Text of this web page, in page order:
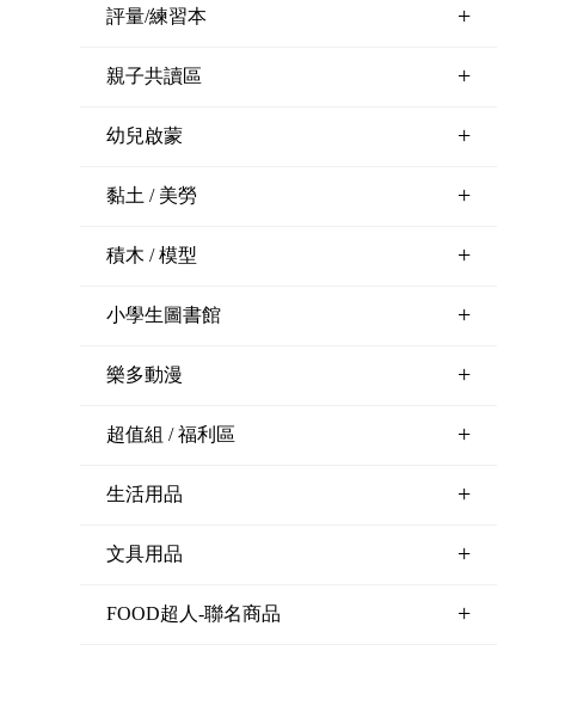
評量/練習本 +
親子共讀區 +
幼兒啟蒙 +
黏土 / 美勞 +
積木 / 模型 +
小學生圖書館 +
樂多動漫 +
超值組 / 福利區 +
生活用品 +
文具用品 +
FOOD超人-聯名商品 +